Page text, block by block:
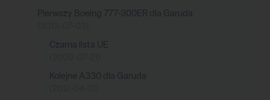
Pierwszy Boeing 777-300ER dla Garuda
Czarna lista UE
Kolejne A330 dla Garuda